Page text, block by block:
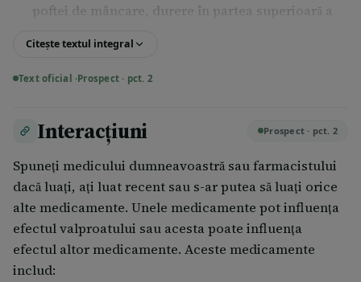
poftei de mâncare, durere în partea superioară a
albului ochilor), umflarea picioarelor, înrăutăţirea
epilepsiei sau o stare generală de rău, TREBUIE SĂ
pancreasul) la un număr foarte mic de pacienţi.
Riscul de afectare a ficatului este crescut dacă
Depakine este luat de copii cu vârsta sub 3 ani, la
persoane care iau un alt medicament antiepileptic
în același timp sau care au alte tulburări
neurologice sau metabolice și forme severe de
epilepsie.
în cazul în care copilul dumneavoastră are o altă
Citește textul integral
Text oficial ·Prospect · pct. 2
Interacțiuni Prospect · pct. 2
Spuneţi medicului dumneavoastră sau farmacistului
dacă luaţi, aţi luat recent sau s-ar putea să luaţi orice
alte medicamente. Unele medicamente pot influenţa
efectul valproatului sau acesta poate influenţa
efectul altor medicamente. Aceste medicamente
includ: